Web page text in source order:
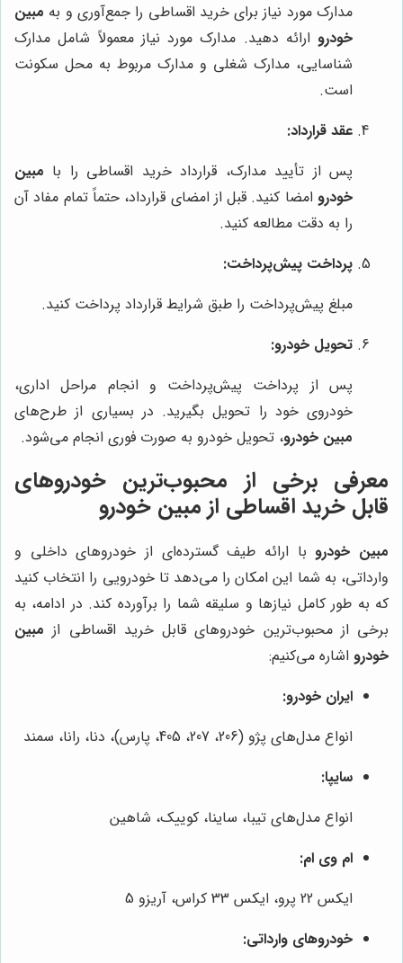
مدارک مورد نیاز برای خرید اقساطی را جمع‌آوری و به مبین
خودرو ارائه دهید. مدارک مورد نیاز معمولاً شامل مدارک
شناسایی، مدارک شغلی و مدارک مربوط به محل سکونت
است.
عقد قرارداد:
پس از تأیید مدارک، قرارداد خرید اقساطی را با مبین
خودرو امضا کنید. قبل از امضای قرارداد، حتماً تمام مفاد آن
را به دقت مطالعه کنید.
پرداخت پیش‌پرداخت:
مبلغ پیش‌پرداخت را طبق شرایط قرارداد پرداخت کنید.
تحویل خودرو:
پس از پرداخت پیش‌پرداخت و انجام مراحل اداری،
خودروی خود را تحویل بگیرید. در بسیاری از طرح‌های
مبین خودرو، تحویل خودرو به صورت فوری انجام می‌شود.
معرفی برخی از محبوب‌ترین خودروهای
قابل خرید اقساطی ازمبین خودرو
مبین خودروبا ارائه طیف گسترده‌ای از خودروهای داخلی و
وارداتی، به شما این امکان را می‌دهد تا خودرویی را انتخاب کنید
که به طور کامل نیازها و سلیقه شما را برآورده کند. در ادامه، به
برخی از محبوب‌ترین خودروهای قابل خرید اقساطی از مبین
خودرو اشاره می‌کنیم:
ایران خودرو:
انواع مدل‌های پژو (206، 207، 405، پارس)، دنا، رانا، سمند
سایپا:
انواع مدل‌های تیبا، ساینا، کوییک، شاهین
ام وی ام:
ایکس 22 پرو، ایکس 33 کراس، آریزو 5
خودروهای وارداتی: